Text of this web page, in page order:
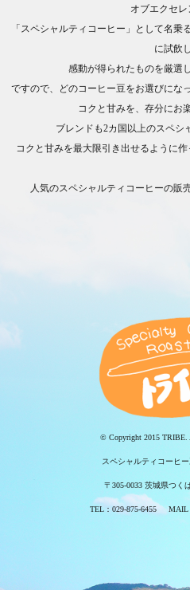
オブエクセ
「スペシャルティコーヒー」として名
に試飲し
感動が得られたものを厳選
ですので、どのコーヒー豆をお選びにな
コクと甘みを、存分にお
ブレンドも2カ国以上のスペシ
コクと甘みを最大限引き出せるように
人気のスペシャルティコーヒーの販
© Copyright 2015 TRIBE.
スペシャルティコーヒ
〒305-0033 茨城県つく
TEL：029-875-6455 MAIL